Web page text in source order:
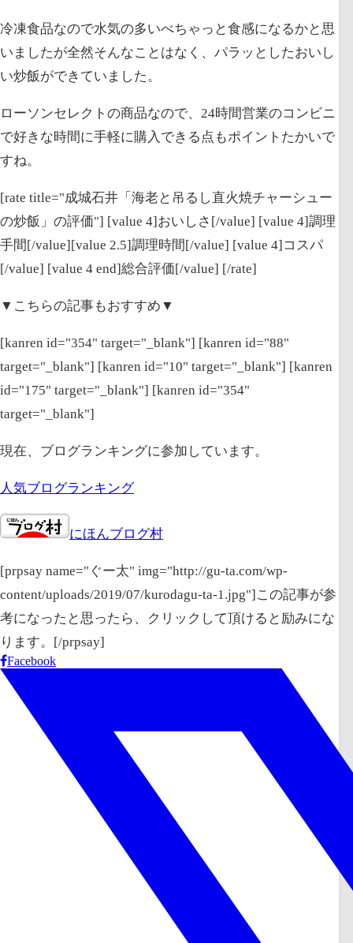
冷凍食品なので水気の多いべちゃっと食感になるかと思
いましたが全然そんなことはなく、パラッとしたおいし
い炒飯ができていました。
ローソンセレクトの商品なので、24時間営業のコンビニ
で好きな時間に手軽に購入できる点もポイントたかいで
すね。
[rate title="成城石井「海老と吊るし直火焼チャーシュー
の炒飯」の評価"] [value 4]おいしさ[/value] [value 4]調理
手間[/value][value 2.5]調理時間[/value] [value 4]コスパ
[/value] [value 4 end]総合評価[/value] [/rate]
▼こちらの記事もおすすめ▼
[kanren id="354" target="_blank"] [kanren id="88"
target="_blank"] [kanren id="10" target="_blank"] [kanren
id="175" target="_blank"] [kanren id="354"
target="_blank"]
現在、ブログランキングに参加しています。
人気ブログランキング
にほんブログ村
[prpsay name="ぐー太" img="http://gu-ta.com/wp-
content/uploads/2019/07/kurodagu-ta-1.jpg"]この記事が参
考になったと思ったら、クリックして頂けると励みにな
ります。[/prpsay]
Facebook